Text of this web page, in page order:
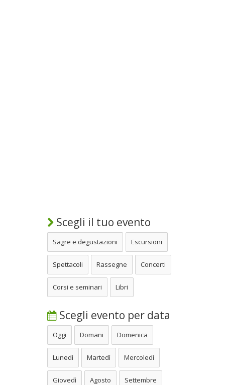
Scegli il tuo evento
Sagre e degustazioni Escursioni
Spettacoli Rassegne Concerti
Corsi e seminari Libri
Scegli evento per data
Oggi Domani Domenica
Lunedì Martedì Mercoledì
Giovedì Agosto Settembre